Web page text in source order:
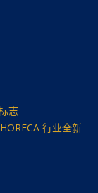
志
行业全新